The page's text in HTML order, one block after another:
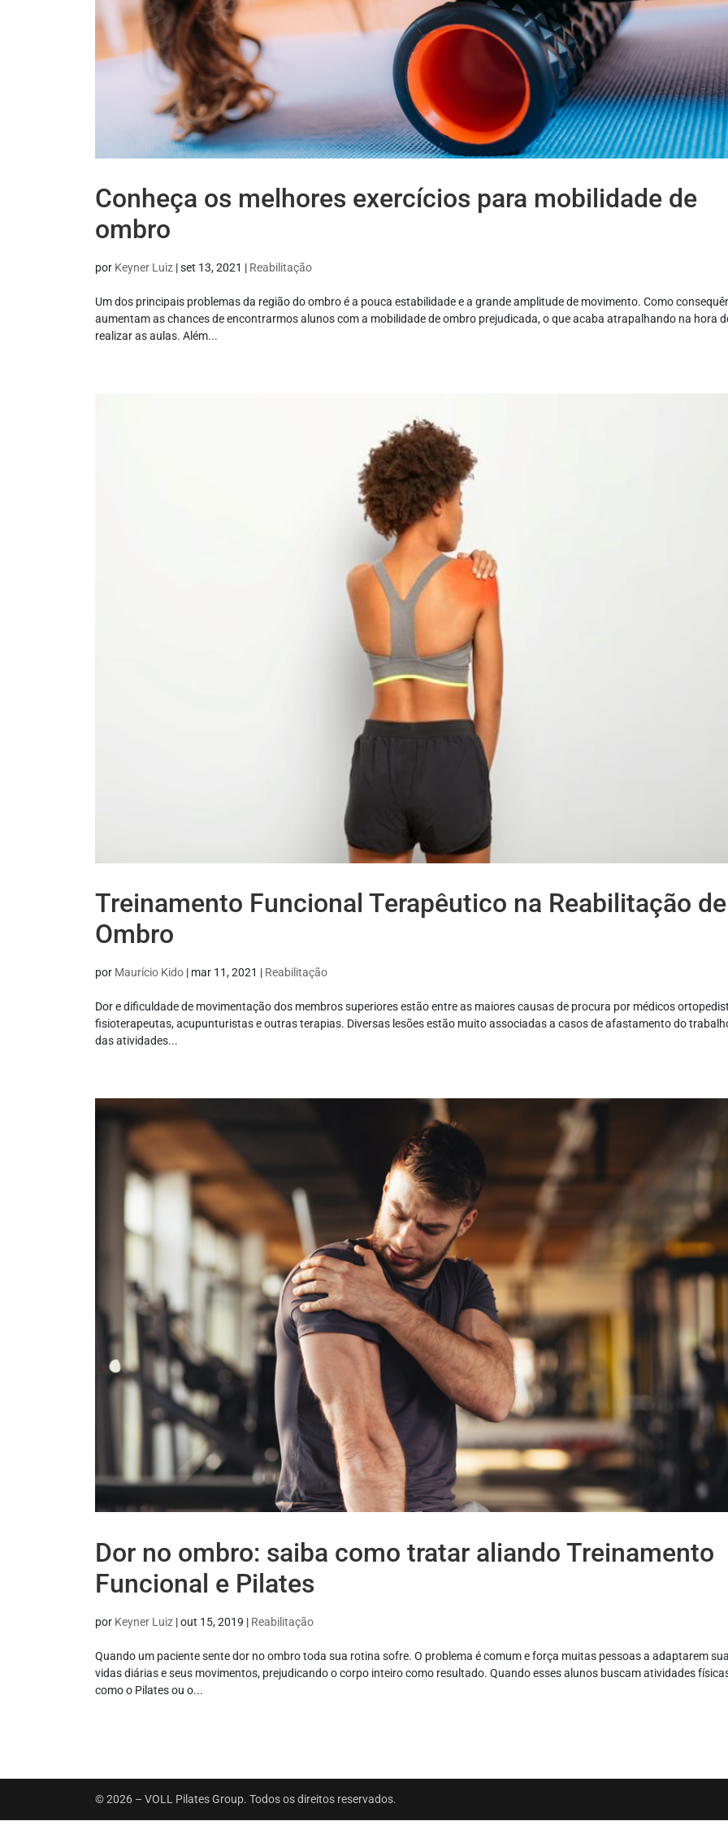
Conheça os melhores exercícios para mobilidade de
ombro
por Keyner Luiz |set 13, 2021 | Reabilitação
Um dos principais problemas da região do ombro é a pouca estabilidade e a grande amplitude de movimento. Como
aumentam as chances de encontrarmos alunos com a mobilidade de ombro prejudicada, o que acaba atrapalhando na hora
realizar as aulas. Além...
Treinamento Funcional Terapêutico na Reabilitação de
Ombro
por Maurício Kido | mar 11, 2021 | Reabilitação
Dor e dificuldade de movimentação dos membros superiores estão entre as maiores causas de procura por médicos
fisioterapeutas, acupunturistas e outras terapias. Diversas lesões estão muito associadas a casos de afastamento do
das atividades...
Dor no ombro: saiba como tratar aliando Treinamento
Funcional e Pilates
por Keyner Luiz |out 15, 2019 | Reabilitação
Quando um paciente sente dor no ombro toda sua rotina sofre. O problema é comum e força muitas pessoas a adaptarem
vidas diárias e seus movimentos, prejudicando o corpo inteiro como resultado. Quando esses alunos buscam atividades
como o Pilates ou o...
© 2026 – VOLL Pilates Group. Todos os direitos reservados.